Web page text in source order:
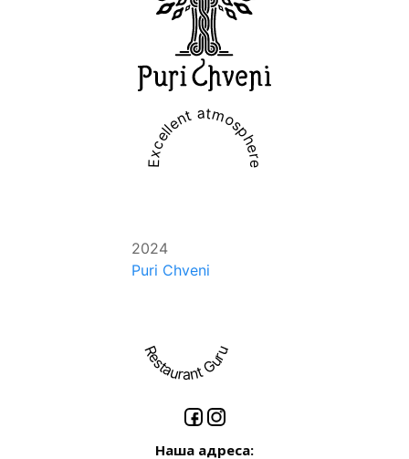
Excellent atmosphere
2024
Puri Chveni
Restaurant Guru
Наша адреса: